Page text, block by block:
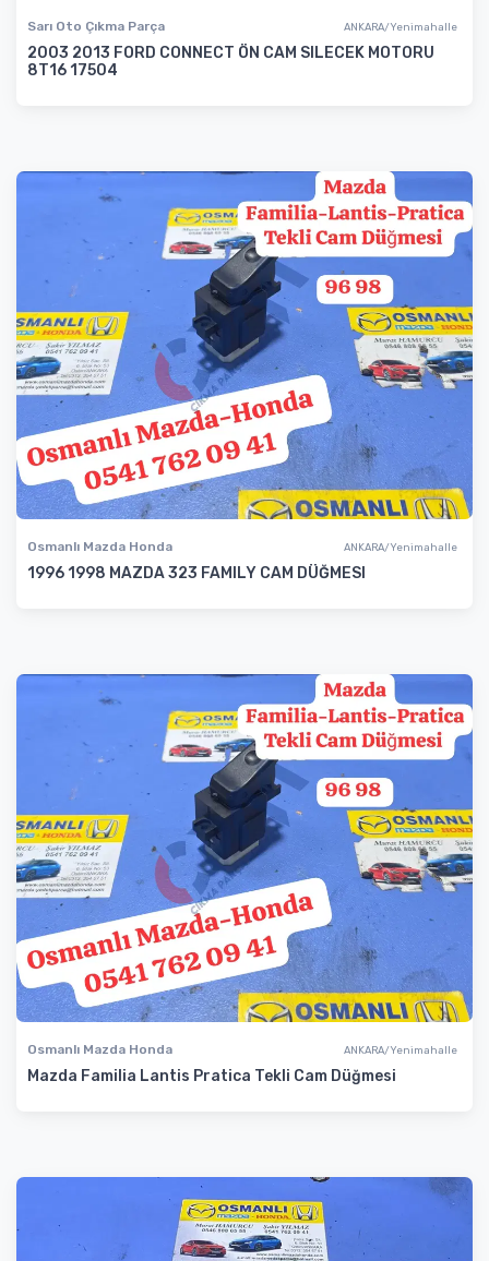
Sarı Oto Çıkma Parça ANKARA/Yenimahalle
2003 2013 FORD CONNECT ÖN CAM SILECEK MOTORU
8T16 17504
Osmanlı Mazda Honda ANKARA/Yenimahalle
1996 1998 MAZDA 323 FAMILY CAM DÜĞMESI
Osmanlı Mazda Honda ANKARA/Yenimahalle
Mazda Familia Lantis Pratica Tekli Cam Düğmesi